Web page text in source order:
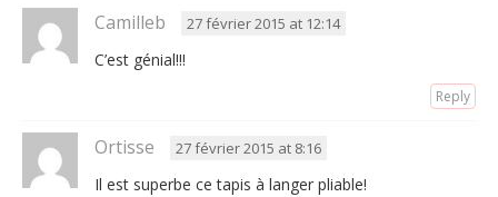
Camilleb 27 février 2015 at 12:14
C’est génial!!!
Reply
Ortisse 27 février 2015 at 8:16
Il est superbe ce tapis à langer pliable!